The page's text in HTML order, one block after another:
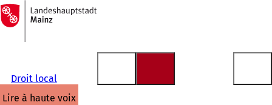
Accéder au contenu
Vers
la
page
d'accueil
Droit local
lire à haute voix